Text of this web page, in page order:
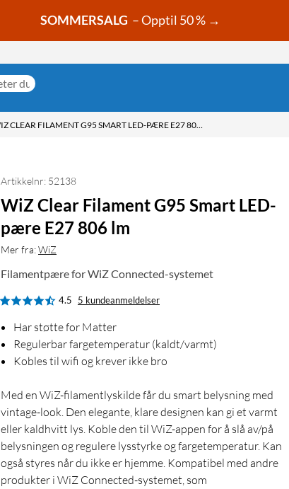
SOMMERSALG – Opptil 50 % →
WIZ CLEAR FILAMENT G95 SMART LED-PÆRE E27 806 LM
Artikkelnr: 52138
WiZ Clear Filament G95 Smart LED-
pære E27 806 lm
Mer fra:WiZ
Filamentpære for WiZ Connected-systemet
4.5 5 kundeanmeldelser
Har støtte for Matter
Regulerbar fargetemperatur (kaldt/varmt)
Kobles til wifi og krever ikke bro
Med en WiZ-filamentlyskilde får du smart belysning med
vintage-look. Den elegante, klare designen kan gi et varmt
eller kaldhvitt lys. Koble den til WiZ-appen for å slå av/på
belysningen og regulere lysstyrke og fargetemperatur. Kan
også styres når du ikke er hjemme. Kompatibel med andre
produkter i WiZ Connected-systemet, som